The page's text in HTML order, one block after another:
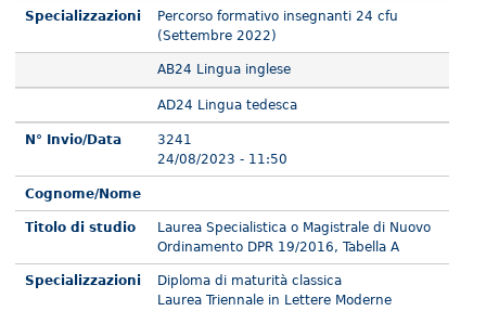
Specializzazioni
Percorso formativo insegnanti 24 cfu
(Settembre 2022)
AB24 Lingua inglese
AD24 Lingua tedesca
N° Invio/Data
3241
24/08/2023 - 11:50
Cognome/Nome
Titolo di studio
Laurea Specialistica o Magistrale di Nuovo
Ordinamento DPR 19/2016, Tabella A
Specializzazioni
Diploma di maturità classica
Laurea Triennale in Lettere Moderne